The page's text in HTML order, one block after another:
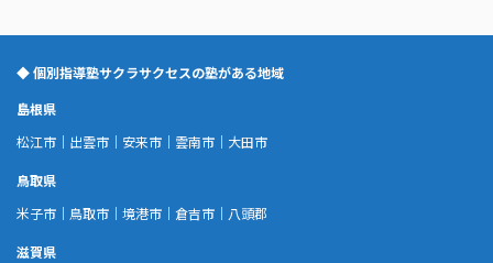
◆ 個別指導塾サクラサクセスの塾がある地域
島根県
松江市 ｜ 出雲市 ｜ 安来市 ｜ 雲南市 ｜ 大田市
鳥取県
米子市 ｜ 鳥取市 ｜ 境港市 ｜ 倉吉市 ｜ 八頭郡
滋賀県